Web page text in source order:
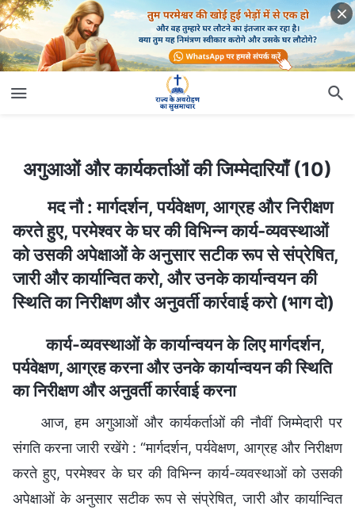
अगुआओं और कार्यकर्ताओं की जिम्मेदारियाँ (10)
अगुआओं और कार्यकर्ताओं की जिम्मेदारियाँ (10)
मद नौ : मार्गदर्शन, पर्यवेक्षण, आग्रह और निरीक्षण
करते हुए, परमेश्वर के घर की विभिन्न कार्य-व्यवस्थाओं
को उसकी अपेक्षाओं के अनुसार सटीक रूप से संप्रेषित,
जारी और कार्यान्वित करो, और उनके कार्यान्वयन की
स्थिति का निरीक्षण और अनुवर्ती कार्रवाई करो (भाग दो)
कार्य-व्यवस्थाओं के कार्यान्वयन के लिए मार्गदर्शन,
पर्यवेक्षण, आग्रह करना और उनके कार्यान्वयन की स्थिति
का निरीक्षण और अनुवर्ती कार्रवाई करना
आज, हम अगुआओं और कार्यकर्ताओं की नौवीं जिम्मेदारी पर
संगति करना जारी रखेंगे : “मार्गदर्शन, पर्यवेक्षण, आग्रह और निरीक्षण
करते हुए, परमेश्वर के घर की विभिन्न कार्य-व्यवस्थाओं को उसकी
अपेक्षाओं के अनुसार सटीक रूप से संप्रेषित, जारी और कार्यान्वित